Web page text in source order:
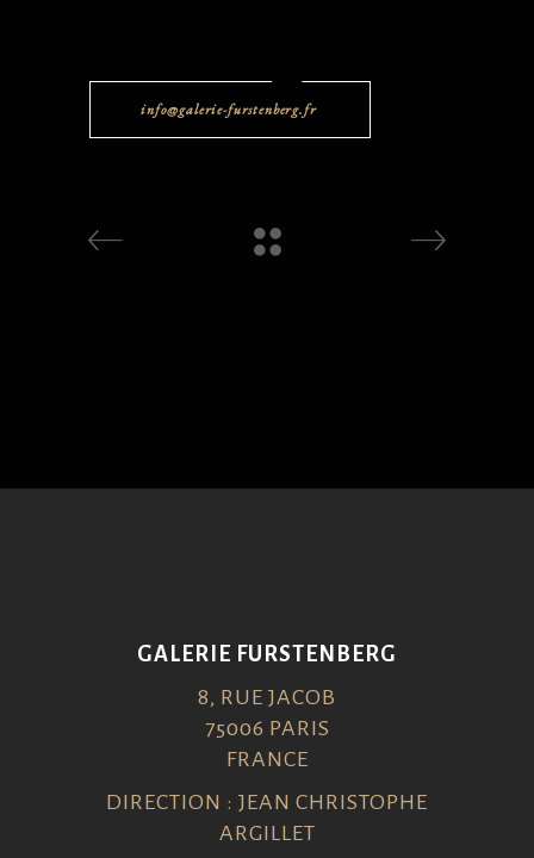
info@galerie-furstenberg.fr
GALERIE FURSTENBERG
8, RUE JACOB
75006 PARIS
FRANCE
DIRECTION : JEAN CHRISTOPHE
ARGILLET